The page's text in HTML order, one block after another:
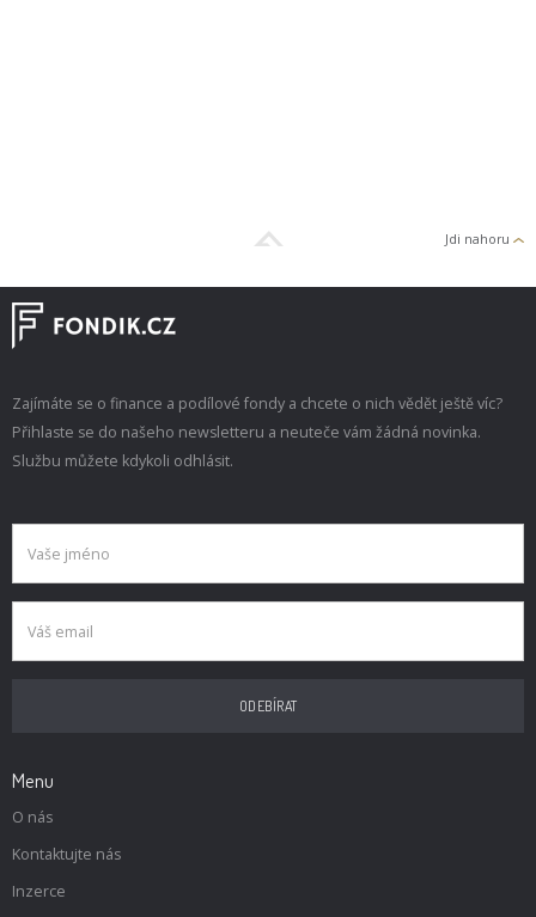
Jdi nahoru
Zajímáte se o finance a podílové fondy a chcete o nich vědět ještě víc?
Přihlaste se do našeho newsletteru a neuteče vám žádná novinka.
Službu můžete kdykoli odhlásit.
Menu
O nás
Kontaktujte nás
Inzerce